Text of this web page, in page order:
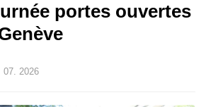
portes ouvertes
07. 2026